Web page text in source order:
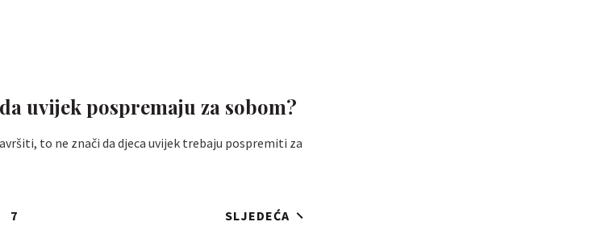
uvijek pospremaju za sobom?
to ne znači da djeca uvijek trebaju pospremiti za
7 SLJEDEĆA